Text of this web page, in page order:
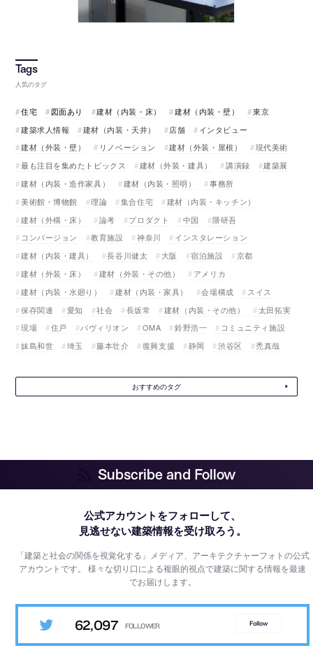
人気のタグ
住宅 図面あり 建材（内装・床） 建材（内装・壁）
東京
建築求人情報
建材（内装・天井） 店舗
インタビュー
建材（外装・壁）
リノベーション 建材（外装・屋根）
現代美術
最も注目を集めたトピックス
建材（外装・建具） 講演録
建築展
建材（内装・造作家具）
建材（内装・照明）
事務所
美術館・博物館
理論 集合住宅
建材（内装・キッチン）
建材（外構・床）
論考 プロダクト 中国
隈研吾
コンバージョン
教育施設 神奈川
インスタレーション
建材（内装・建具）
長谷川健太 大阪 宿泊施設
京都
建材（外装・床）
建材（外装・その他）
アメリカ
建材（内装・水廻り）
建材（内装・家具） 会場構成
スイス
保存関連
愛知 社会 長坂常 建材（内装・その他）
太田拓実
現場
住戸 パヴィリオン OMA 鈴野浩一
コミュニティ施設
妹島和世
埼玉 藤本壮介 復興支援 静岡 渋谷区 禿真哉
おすすめのタグ
Subscribe and Follow
公式アカウントをフォローして、
見逃せない建築情報を受け取ろう。
「建築と社会の関係を視覚化する」メディア、アーキテクチャーフォトの公式
アカウントです。様々な切り口による複眼的視点で建築に関する情報を最速
でお届けします。
62,097 Follow